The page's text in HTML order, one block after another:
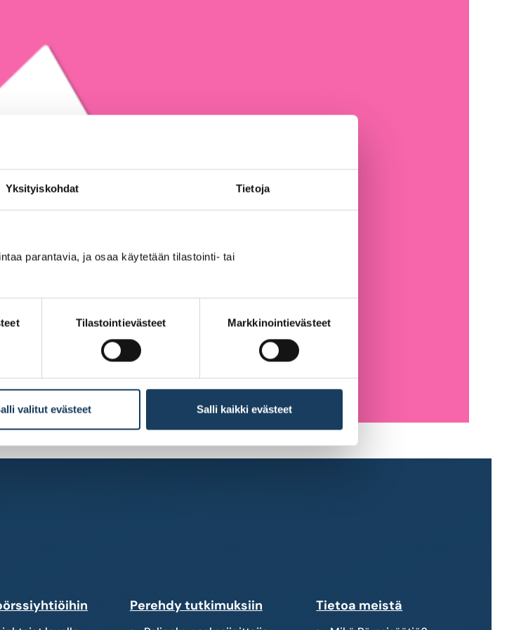
Yksityiskohdat Tietoja
parantavia, ja osaa käytetään tilastointi- tai
Tilastointievästeet Markkinointievästeet
valitut evästeet Salli kaikki evästeet
Perehdy tutkimuksiin Tietoa meistä